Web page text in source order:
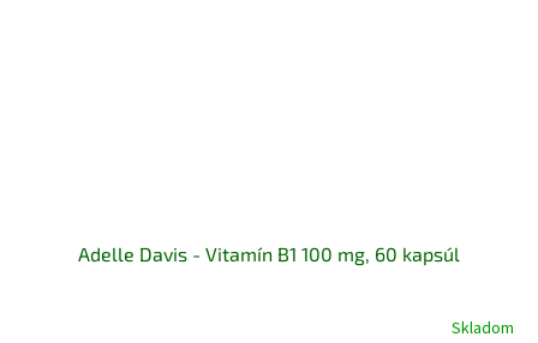
Adelle Davis - Vitamín B1 100 mg, 60 kapsúl
Skladom